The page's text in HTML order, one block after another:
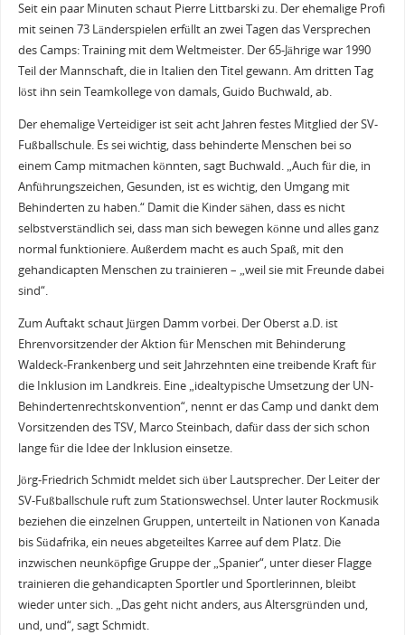
Seit ein paar Minuten schaut Pierre Littbarski zu. Der ehemalige Profi
mit seinen 73 Länderspielen erfüllt an zwei Tagen das Versprechen
des Camps: Training mit dem Weltmeister. Der 65-Jährige war 1990
Teil der Mannschaft, die in Italien den Titel gewann. Am dritten Tag
löst ihn sein Teamkollege von damals, Guido Buchwald, ab.
Der ehemalige Verteidiger ist seit acht Jahren festes Mitglied der SV-
Fußballschule. Es sei wichtig, dass behinderte Menschen bei so
einem Camp mitmachen könnten, sagt Buchwald. „Auch für die, in
Anführungszeichen, Gesunden, ist es wichtig, den Umgang mit
Behinderten zu haben.“ Damit die Kinder sähen, dass es nicht
selbstverständlich sei, dass man sich bewegen könne und alles ganz
normal funktioniere. Außerdem macht es auch Spaß, mit den
gehandicapten Menschen zu trainieren – „weil sie mit Freunde dabei
sind“.
Zum Auftakt schaut Jürgen Damm vorbei. Der Oberst a.D. ist
Ehrenvorsitzender der Aktion für Menschen mit Behinderung
Waldeck-Frankenberg und seit Jahrzehnten eine treibende Kraft für
die Inklusion im Landkreis. Eine „idealtypische Umsetzung der UN-
Behindertenrechtskonvention“, nennt er das Camp und dankt dem
Vorsitzenden des TSV, Marco Steinbach, dafür dass der sich schon
lange für die Idee der Inklusion einsetze.
Jörg-Friedrich Schmidt meldet sich über Lautsprecher. Der Leiter der
SV-Fußballschule ruft zum Stationswechsel. Unter lauter Rockmusik
beziehen die einzelnen Gruppen, unterteilt in Nationen von Kanada
bis Südafrika, ein neues abgeteiltes Karree auf dem Platz. Die
inzwischen neunköpfige Gruppe der „Spanier“, unter dieser Flagge
trainieren die gehandicapten Sportler und Sportlerinnen, bleibt
wieder unter sich. „Das geht nicht anders, aus Altersgründen und,
und, und“, sagt Schmidt.